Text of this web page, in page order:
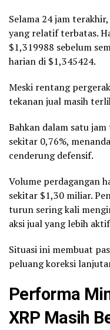
Selama 24 jam
yang relatif terbatas.
$1,319988 sebelum
harian di $1,345424.
Meski rentang
tekanan jual masih
Bahkan dalam satu
sekitar 0,76%,
cenderung defensif.
Volume perdagangan
sekitar $1,30 miliar.
turun sering kali
aksi jual yang lebih
Situasi ini membuat
peluang koreksi
Performa
XRP Masih